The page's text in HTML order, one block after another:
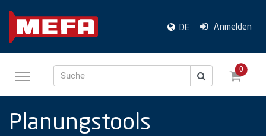
DE Anmelden
Suche
0
Planungstools